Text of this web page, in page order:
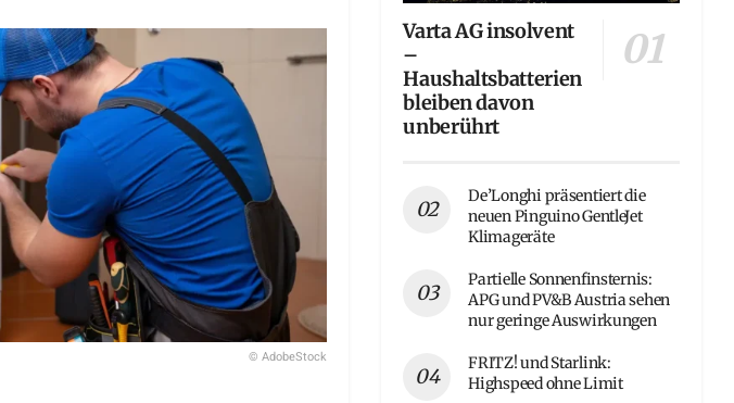
© AdobeStock
Varta AG insolvent
–
Haushaltsbatterien
bleiben davon
unberührt
De’Longhi präsentiert die
neuen Pinguino GentleJet
Klimageräte
Partielle Sonnenfinsternis:
APG und PV&B Austria sehen
nur geringe Auswirkungen
FRITZ! und Starlink:
Highspeed ohne Limit